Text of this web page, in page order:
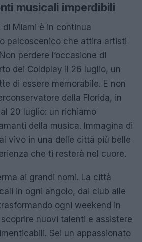
musicali imperdibili
di Miami è in continua
palcoscenico che attira artisti
perdere l’occasione di
dei Coldplay il 26 luglio, un
di essere memorabile. E non
della Florida, in
20 luglio: un richiamo
della musica. Immagina di
vivo in una delle città più belle
che ti resterà nel cuore.
ai grandi nomi. La città
in ogni angolo, dai club alle
ogni weekend in
scoprire nuovi talenti e assistere
Sei un appassionato